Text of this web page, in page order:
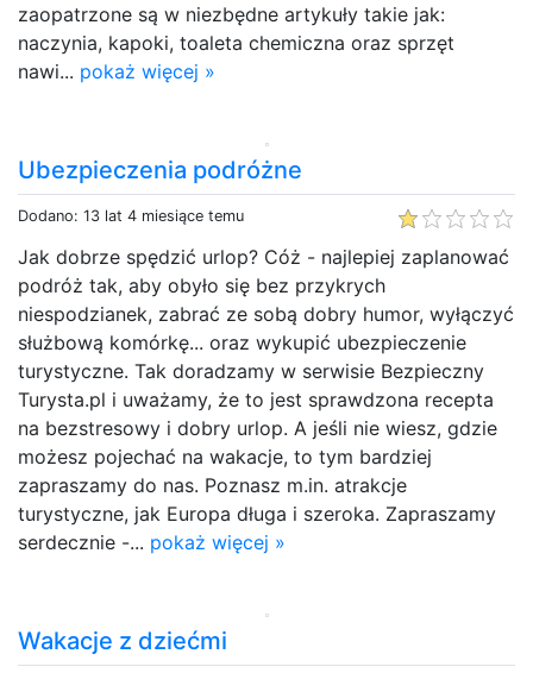
zaopatrzone są w niezbędne artykuły takie jak:
naczynia, kapoki, toaleta chemiczna oraz sprzęt
nawi... pokaż więcej »
Ubezpieczenia podróżne
Dodano: 13 lat 4 miesiące temu
Jak dobrze spędzić urlop? Cóż - najlepiej zaplanować
podróż tak, aby obyło się bez przykrych
niespodzianek, zabrać ze sobą dobry humor, wyłączyć
służbową komórkę... oraz wykupić ubezpieczenie
turystyczne. Tak doradzamy w serwisie Bezpieczny
Turysta.pl i uważamy, że to jest sprawdzona recepta
na bezstresowy i dobry urlop. A jeśli nie wiesz, gdzie
możesz pojechać na wakacje, to tym bardziej
zapraszamy do nas. Poznasz m.in. atrakcje
turystyczne, jak Europa długa i szeroka. Zapraszamy
serdecznie -... pokaż więcej »
Wakacje z dziećmi